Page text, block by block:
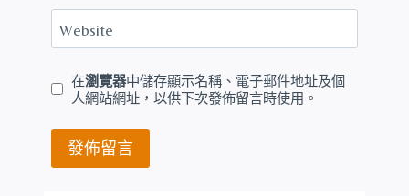
Website
在瀏覽器中儲存顯示名稱、電子郵件地址及個
人網站網址，以供下次發佈留言時使用。